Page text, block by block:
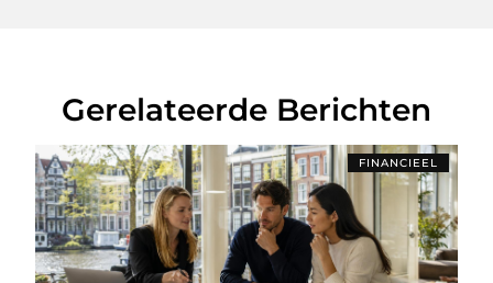
Gerelateerde Berichten
FINANCIEEL